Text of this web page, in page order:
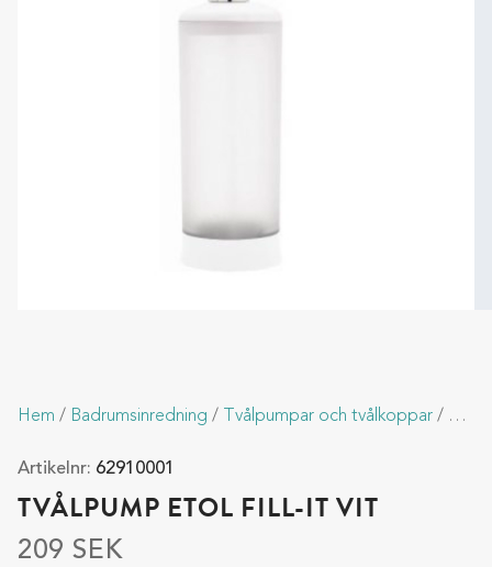
Hem / Badrumsinredning / Tvålpumpar och tvålkoppar / Tvålpump Etol Fill-It Vit
Artikelnr: 62910001
TVÅLPUMP ETOL FILL-IT VIT
209 SEK